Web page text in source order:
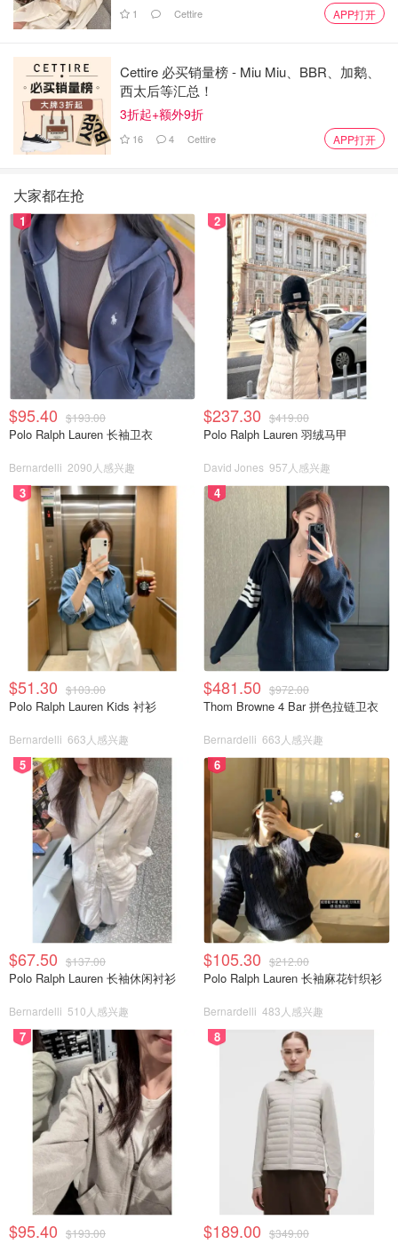
1 Cettire APP打开
Cettire 必买销量榜 - Miu Miu、BBR、加鹅、
西太后等汇总！
3折起+额外9折
16 4 Cettire APP打开
大家都在抢
1
$95.40 $193.00
Polo Ralph Lauren 长袖卫衣
Bernardelli 2090人感兴趣
2
$237.30 $419.00
Polo Ralph Lauren 羽绒马甲
David Jones 957人感兴趣
3
$51.30 $103.00
Polo Ralph Lauren Kids 衬衫
Bernardelli 663人感兴趣
4
$481.50 $972.00
Thom Browne 4 Bar 拼色拉链卫衣
Bernardelli 663人感兴趣
5
$67.50 $137.00
Polo Ralph Lauren 长袖休闲衬衫
Bernardelli 510人感兴趣
6
$105.30 $212.00
Polo Ralph Lauren 长袖麻花针织衫
Bernardelli 483人感兴趣
7
$95.40 $193.00
8
$189.00 $349.00